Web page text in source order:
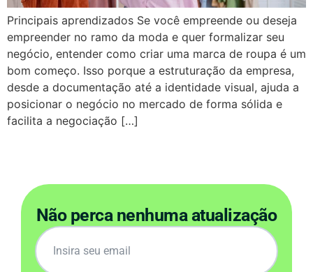
Principais aprendizados Se você empreende ou deseja
empreender no ramo da moda e quer formalizar seu
negócio, entender como criar uma marca de roupa é um
bom começo. Isso porque a estruturação da empresa,
desde a documentação até a identidade visual, ajuda a
posicionar o negócio no mercado de forma sólida e
facilita a negociação […]
Não perca nenhuma atualização